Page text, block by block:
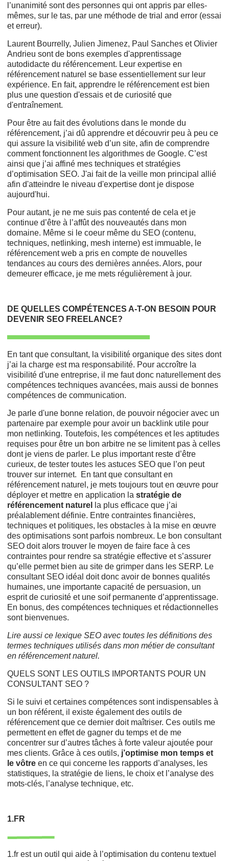
l’unanimité sont des personnes qui ont appris par elles-
mêmes, sur le tas, par une méthode de trial and error (essai
et erreur).
Laurent Bourrelly, Julien Jimenez, Paul Sanches et Olivier
Andrieu sont de bons exemples d'apprentissage
autodidacte du référencement. Leur expertise en
référencement naturel se base essentiellement sur leur
expérience. En fait, apprendre le référencement est bien
plus une question d'essais et de curiosité que
d'entraînement.
Pour être au fait des évolutions dans le monde du
référencement, j’ai dû apprendre et découvrir peu à peu ce
qui assure la visibilité web d’un site, afin de comprendre
comment fonctionnent les algorithmes de Google. C’est
ainsi que j’ai affiné mes techniques et stratégies
d’optimisation SEO. J'ai fait de la veille mon principal allié
afin d'atteindre le niveau d'expertise dont je dispose
aujourd'hui.
Pour autant, je ne me suis pas contenté de cela et je
continue d’être à l’affût des nouveautés dans mon
domaine. Même si le coeur même du SEO (contenu,
techniques, netlinking, mesh interne) est immuable, le
référencement web a pris en compte de nouvelles
tendances au cours des dernières années. Alors, pour
demeurer efficace, je me mets régulièrement à jour.
DE QUELLES COMPÉTENCES A-T-ON BESOIN POUR
DEVENIR SEO FREELANCE?
En tant que consultant, la visibilité organique des sites dont
j’ai la charge est ma responsabilité. Pour accroître la
visibilité d'une entreprise, il me faut donc naturellement des
compétences techniques avancées, mais aussi de bonnes
compétences de communication.
Je parle d'une bonne relation, de pouvoir négocier avec un
partenaire par exemple pour avoir un backlink utile pour
mon netlinking. Toutefois, les compétences et les aptitudes
requises pour être un bon arbitre ne se limitent pas à celles
dont je viens de parler. Le plus important reste d’être
curieux, de tester toutes les astuces SEO que l’on peut
trouver sur internet. En tant que consultant en
référencement naturel, je mets toujours tout en œuvre pour
déployer et mettre en application lastratégie de
référencement naturel
la plus efficace que j’ai
préalablement définie. Entre contraintes financières,
techniques et politiques, les obstacles à la mise en œuvre
des optimisations sont parfois nombreux. Le bon consultant
SEO doit alors trouver le moyen de faire face à ces
contraintes pour rendre sa stratégie effective et s’assurer
qu’elle permet bien au site de grimper dans les SERP. Le
consultant SEO idéal doit donc avoir de bonnes qualités
humaines, une importante capacité de persuasion, un
esprit de curiosité et une soif permanente d’apprentissage.
En bonus, des compétences techniques et rédactionnelles
sont bienvenues.
Lire aussi celexique SEO avec toutes les définitions des
termes techniques utilisés dans mon métier de consultant
en référencement naturel.
QUELS SONT LES OUTILS IMPORTANTS POUR UN
CONSULTANT SEO ?
Si le suivi et certaines compétences sont indispensables à
un bon référent, il existe également des outils de
référencement que ce dernier doit maîtriser. Ces outils me
permettent en effet de gagner du temps et de me
concentrer sur d’autres tâches à forte valeur ajoutée pour
mes clients. Grâce à ces outils, j’optimise mon temps et
le vôtre en ce qui concerne les rapports d’analyses, les
statistiques, la stratégie de liens, le choix et l’analyse des
mots-clés, l’analyse technique, etc.
1.FR
1.fr est un outil qui aide à l’optimisation du contenu textuel